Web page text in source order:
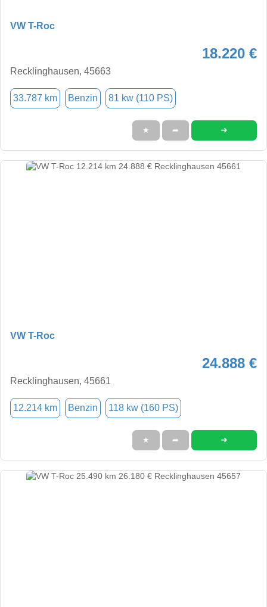
VW T-Roc
18.220 €
Recklinghausen, 45663
33.787 km Benzin 81 kw (110 PS)
★ ➦ ➜
VW T-Roc
24.888 €
Recklinghausen, 45661
12.214 km Benzin 118 kw (160 PS)
★ ➦ ➜